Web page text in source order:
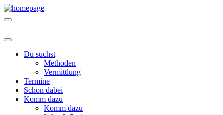
Du suchst
Methoden
Vermittlung
Termine
Schon dabei
Komm dazu
Komm dazu